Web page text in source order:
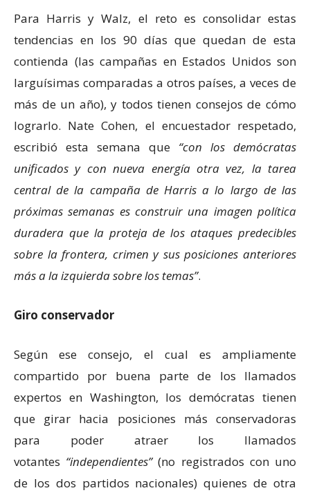
Para Harris y Walz, el reto es consolidar estas
tendencias en los 90 días que quedan de esta
contienda (las campañas en Estados Unidos son
larguísimas comparadas a otros países, a veces de
más de un año), y todos tienen consejos de cómo
lograrlo. Nate Cohen, el encuestador respetado,
escribió esta semana que
con los demócratas
unificados y con nueva energía otra vez, la tarea
central de la campaña de Harris a lo largo de las
próximas semanas es construir una imagen política
duradera que la proteja de los ataques predecibles
sobre la frontera, crimen y sus posiciones anteriores
más a la izquierda sobre los temas .
Giro conservador
Según ese consejo, el cual es ampliamente
compartido por buena parte de los llamados
expertos en Washington, los demócratas tienen
que girar hacia posiciones más conservadoras
para poder atraer los llamados
votantes
independientes (no registrados con uno
de los dos partidos nacionales) quienes de otra